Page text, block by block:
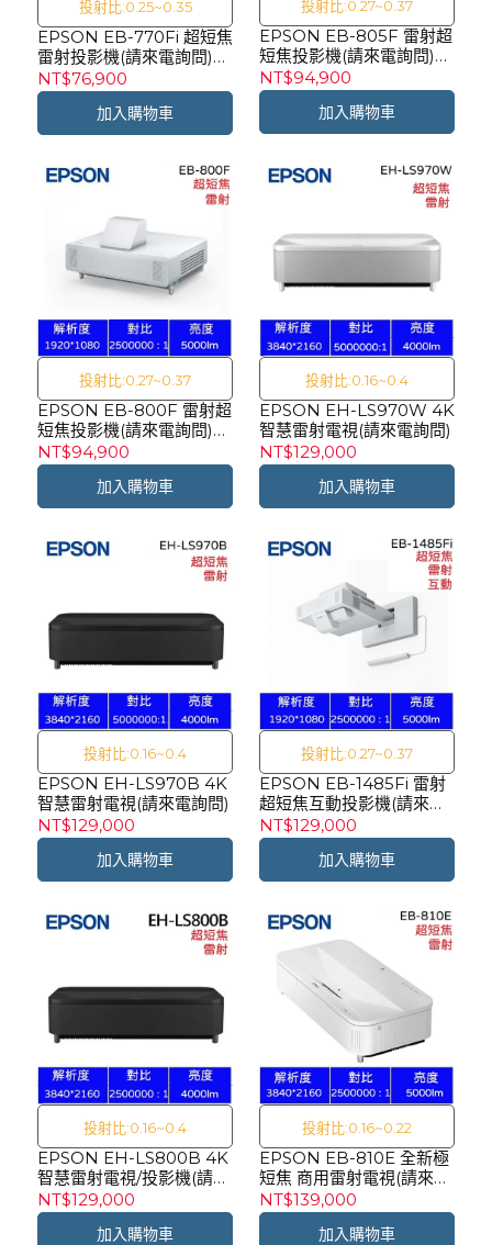
投射比:0.25~0.35
EPSON EB-770Fi 超短焦
雷射投影機(請來電詢問)
【目前無現貨需排單】
NT$76,900
加入購物車
投射比:0.27~0.37
EPSON EB-805F 雷射超
短焦投影機(請來電詢問)
【目前無現貨需排單】
NT$94,900
加入購物車
投射比:0.27~0.37
EPSON EB-800F 雷射超
短焦投影機(請來電詢問)
【目前無現貨需排單】
NT$94,900
加入購物車
投射比:0.16~0.4
EPSON EH-LS970W 4K
智慧雷射電視(請來電詢問)
NT$129,000
加入購物車
投射比:0.16~0.4
EPSON EH-LS970B 4K
智慧雷射電視(請來電詢問)
NT$129,000
加入購物車
投射比:0.27~0.37
EPSON EB-1485Fi 雷射
超短焦互動投影機(請來電
詢問)【目前無現貨需排
單】
NT$129,000
加入購物車
投射比:0.16~0.4
EPSON EH-LS800B 4K
智慧雷射電視/投影機(請來
電詢問)
NT$129,000
加入購物車
投射比:0.16~0.22
EPSON EB-810E 全新極
短焦 商用雷射電視(請來電
詢問)【目前無現貨需排
單】
NT$139,000
加入購物車